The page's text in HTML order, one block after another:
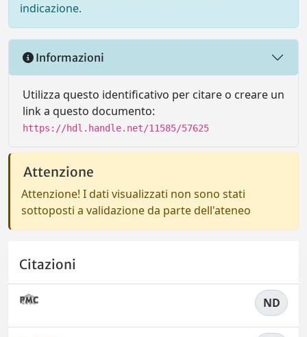
indicazione.
Informazioni
Utilizza questo identificativo per citare o creare un
link a questo documento:
https://hdl.handle.net/11585/57625
Attenzione
Attenzione! I dati visualizzati non sono stati
sottoposti a validazione da parte dell'ateneo
Citazioni
ND